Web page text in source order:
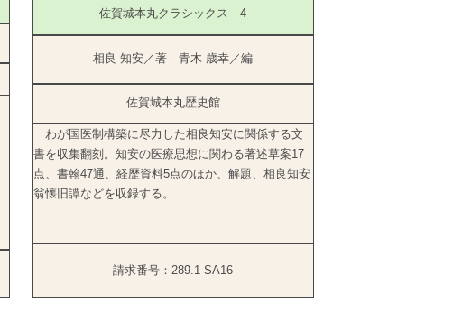
佐賀城本丸クラシックス 4
相良 知安／著 青木 歳幸／編
佐賀城本丸歴史館
わが国医制構築に尽力した相良知安に関係する文
書を収集翻刻。知安の医療思想に関わる著述草案17
点、書翰47通、経歴資料5点のほか、解題、相良知安
翁懐旧譚などを収録する。
請求番号：289.1 SA16